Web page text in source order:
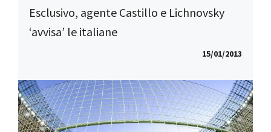
Esclusivo, agente Castillo e Lichnovsky
‘avvisa’ le italiane
15/01/2013